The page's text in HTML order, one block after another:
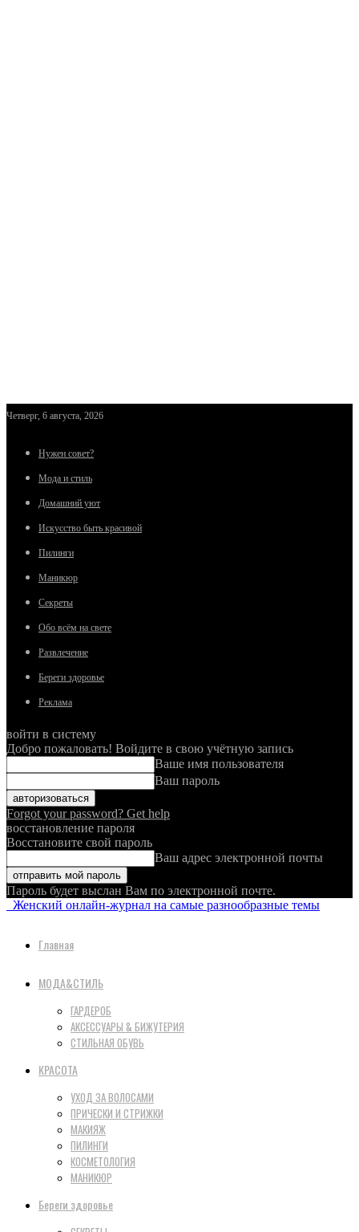
Четверг, 6 августа, 2026
Нужен совет?
Мода и стиль
Домашний уют
Искусство быть красивой
Пилинги
Маникюр
Секреты
Обо всём на свете
Развлечение
Береги здоровье
Реклама
войти в систему
Добро пожаловать! Войдите в свою учётную запись
Ваше имя пользователя
Ваш пароль
Forgot your password? Get help
восстановление пароля
Восстановите свой пароль
Ваш адрес электронной почты
Пароль будет выслан Вам по электронной почте.
Женский онлайн-журнал на самые разнообразные темы
Главная
МОДА&СТИЛЬ
ГАРДЕРОБ
АКСЕССУАРЫ & БИЖУТЕРИЯ
СТИЛЬНАЯ ОБУВЬ
КРАСОТА
УХОД ЗА ВОЛОСАМИ
ПРИЧЕСКИ И СТРИЖКИ
МАКИЯЖ
ПИЛИНГИ
КОСМЕТОЛОГИЯ
МАНИКЮР
Береги здоровье